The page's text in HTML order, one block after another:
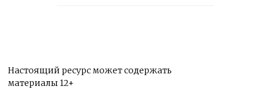
Настоящий ресурс может содержать
материалы 12+